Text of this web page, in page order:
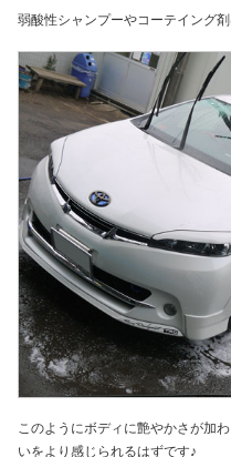
弱酸性シャンプーやコーテイング
このようにボディに艶やかさが加
いをより感じられるはずです♪